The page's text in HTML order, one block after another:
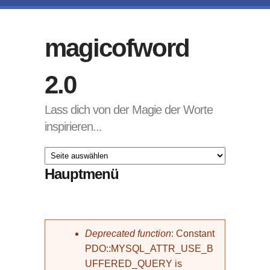
magicofword
2.0
Lass dich von der Magie der Worte
inspirieren...
Hauptmenü
Fehlermeldung
Deprecated function: Constant
PDO::MYSQL_ATTR_USE_B
UFFERED_QUERY is